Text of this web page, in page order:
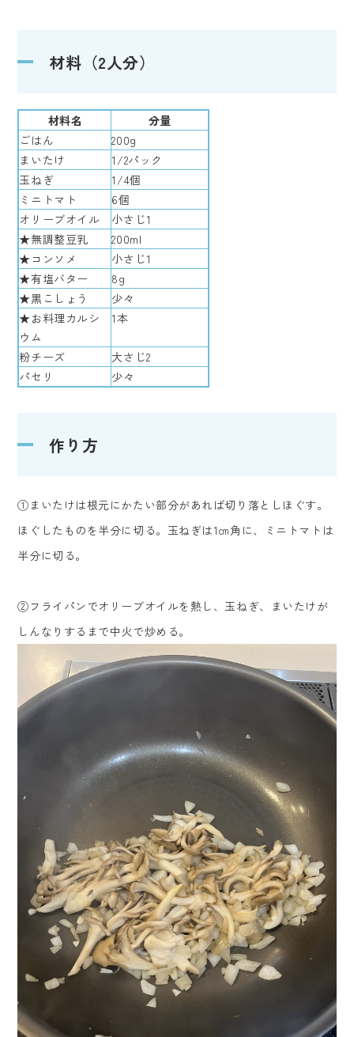
材料（2人分）
材料名
分量
ごはん
200g
まいたけ
1/2パック
玉ねぎ
1/4個
ミニトマト
6個
オリーブオイル
小さじ1
★無調整豆乳
200ml
★コンソメ
小さじ1
★有塩バター
8g
★黒こしょう
少々
★お料理カルシ
ウム
1本
粉チーズ
大さじ2
パセリ
少々
作り方
①まいたけは根元にかたい部分があれば切り落としほぐす。
ほぐしたものを半分に切る。玉ねぎは1㎝角に、ミニトマトは
半分に切る。
②フライパンでオリーブオイルを熱し、玉ねぎ、まいたけが
しんなりするまで中火で炒める。